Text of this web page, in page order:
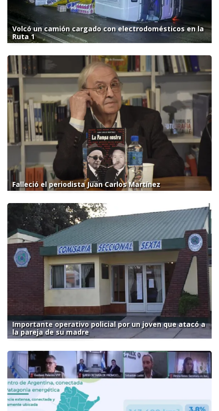
Volcó un camión cargado con electrodomésticos en la
Ruta 1
Falleció el periodista Juan Carlos Martínez
Importante operativo policial por un joven que atacó a
la pareja de su madre